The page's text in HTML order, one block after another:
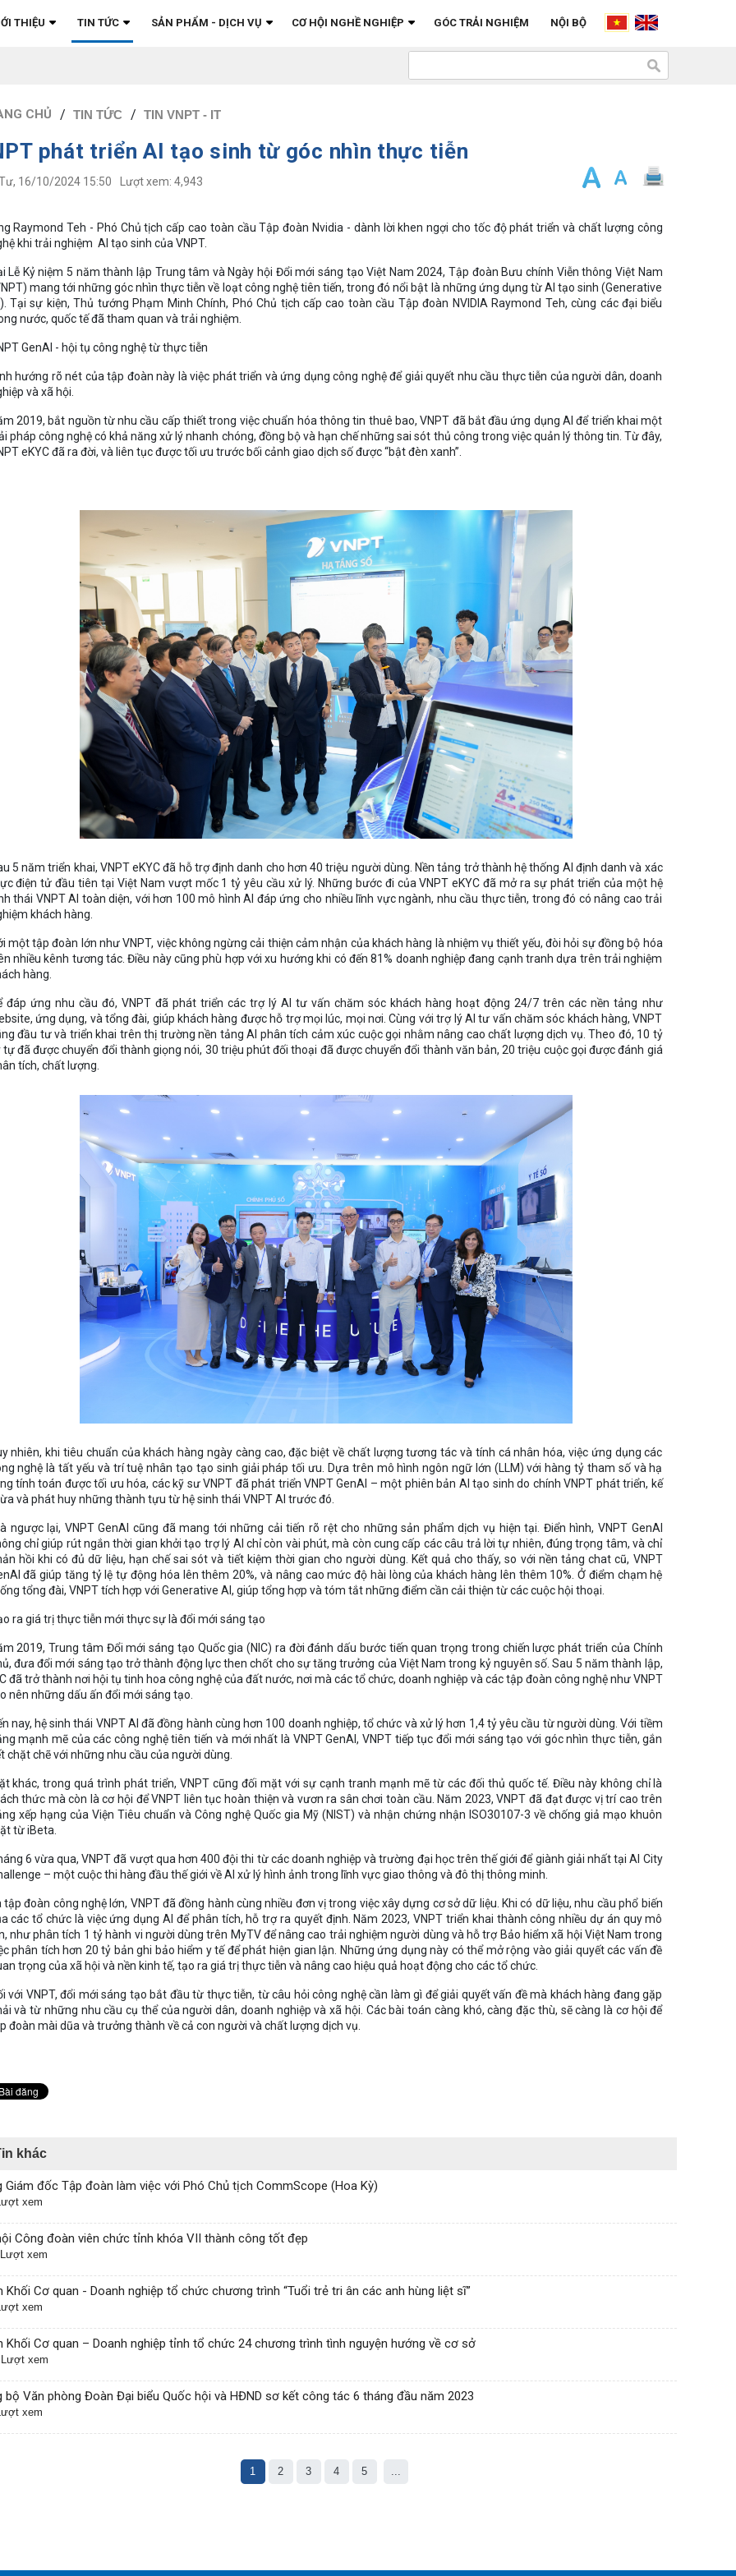
THIỆU TIN TỨC SẢN PHẨM - DỊCH VỤ CƠ HỘI NGHỀ NGHIỆP GÓC TRẢI NGHIỆM NỘI BỘ
CHỦ TIN TỨC TIN VNPT - IT
phát triển AI tạo sinh từ góc nhìn thực tiễn
16/10/2024 15:50 Lượt xem: 4,943
Raymond Teh - Phó Chủ tịch cấp cao toàn cầu Tập đoàn Nvidia - dành lời khen ngợi cho tốc độ phát triển và chất lượng công
khi trải nghiệm AI tạo sinh của VNPT.
Lễ Kỷ niệm 5 năm thành lập Trung tâm và Ngày hội Đổi mới sáng tạo Việt Nam 2024, Tập đoàn Bưu chính Viễn thông Việt Nam
mang tới những góc nhìn thực tiễn về loạt công nghệ tiên tiến, trong đó nổi bật là những ứng dụng từ AI tạo sinh (Generative
Tại sự kiện, Thủ tướng Phạm Minh Chính, Phó Chủ tịch cấp cao toàn cầu Tập đoàn NVIDIA Raymond Teh, cùng các đại biểu
nước, quốc tế đã tham quan và trải nghiệm.
GenAI - hội tụ công nghệ từ thực tiễn
hướng rõ nét của tập đoàn này là việc phát triển và ứng dụng công nghệ để giải quyết nhu cầu thực tiễn của người dân, doanh
và xã hội.
2019, bắt nguồn từ nhu cầu cấp thiết trong việc chuẩn hóa thông tin thuê bao, VNPT đã bắt đầu ứng dụng AI để triển khai một
pháp công nghệ có khả năng xử lý nhanh chóng, đồng bộ và hạn chế những sai sót thủ công trong việc quản lý thông tin. Từ đây,
eKYC đã ra đời, và liên tục được tối ưu trước bối cảnh giao dịch số được “bật đèn xanh”.
5 năm triển khai, VNPT eKYC đã hỗ trợ định danh cho hơn 40 triệu người dùng. Nền tảng trở thành hệ thống AI định danh và xác
điện tử đầu tiên tại Việt Nam vượt mốc 1 tỷ yêu cầu xử lý. Những bước đi của VNPT eKYC đã mở ra sự phát triển của một hệ
thái VNPT AI toàn diện, với hơn 100 mô hình AI đáp ứng cho nhiều lĩnh vực ngành, nhu cầu thực tiễn, trong đó có nâng cao trải
khách hàng.
một tập đoàn lớn như VNPT, việc không ngừng cải thiện cảm nhận của khách hàng là nhiệm vụ thiết yếu, đòi hỏi sự đồng bộ hóa
nhiều kênh tương tác. Điều này cũng phù hợp với xu hướng khi có đến 81% doanh nghiệp đang cạnh tranh dựa trên trải nghiệm
hàng.
đáp ứng nhu cầu đó, VNPT đã phát triển các trợ lý AI tư vấn chăm sóc khách hàng hoạt động 24/7 trên các nền tảng như
ứng dụng, và tổng đài, giúp khách hàng được hỗ trợ mọi lúc, mọi nơi. Cùng với trợ lý AI tư vấn chăm sóc khách hàng, VNPT
đầu tư và triển khai trên thị trường nền tảng AI phân tích cảm xúc cuộc gọi nhằm nâng cao chất lượng dịch vụ. Theo đó, 10 tỷ
tự đã được chuyển đổi thành giọng nói, 30 triệu phút đối thoại đã được chuyển đổi thành văn bản, 20 triệu cuộc gọi được đánh giá
tích, chất lượng.
nhiên, khi tiêu chuẩn của khách hàng ngày càng cao, đặc biệt về chất lượng tương tác và tính cá nhân hóa, việc ứng dụng các
nghệ là tất yếu và trí tuệ nhân tạo tạo sinh giải pháp tối ưu. Dựa trên mô hình ngôn ngữ lớn (LLM) với hàng tỷ tham số và hạ
tính toán được tối ưu hóa, các kỹ sư VNPT đã phát triển VNPT GenAI – một phiên bản AI tạo sinh do chính VNPT phát triển, kế
và phát huy những thành tựu từ hệ sinh thái VNPT AI trước đó.
ngược lại, VNPT GenAI cũng đã mang tới những cải tiến rõ rệt cho những sản phẩm dịch vụ hiện tại. Điển hình, VNPT GenAI
chỉ giúp rút ngắn thời gian khởi tạo trợ lý AI chỉ còn vài phút, mà còn cung cấp các câu trả lời tự nhiên, đúng trọng tâm, và chỉ
hồi khi có đủ dữ liệu, hạn chế sai sót và tiết kiệm thời gian cho người dùng. Kết quả cho thấy, so với nền tảng chat cũ, VNPT
đã giúp tăng tỷ lệ tự động hóa lên thêm 20%, và nâng cao mức độ hài lòng của khách hàng lên thêm 10%. Ở điểm chạm hệ
tổng đài, VNPT tích hợp với Generative AI, giúp tổng hợp và tóm tắt những điểm cần cải thiện từ các cuộc hội thoại.
ra giá trị thực tiễn mới thực sự là đổi mới sáng tạo
2019, Trung tâm Đổi mới sáng tạo Quốc gia (NIC) ra đời đánh dấu bước tiến quan trọng trong chiến lược phát triển của Chính
đưa đổi mới sáng tạo trở thành động lực then chốt cho sự tăng trưởng của Việt Nam trong kỷ nguyên số. Sau 5 năm thành lập,
đã trở thành nơi hội tụ tinh hoa công nghệ của đất nước, nơi mà các tổ chức, doanh nghiệp và các tập đoàn công nghệ như VNPT
nên những dấu ấn đổi mới sáng tạo.
nay, hệ sinh thái VNPT AI đã đồng hành cùng hơn 100 doanh nghiệp, tổ chức và xử lý hơn 1,4 tỷ yêu cầu từ người dùng. Với tiềm
mạnh mẽ của các công nghệ tiên tiến và mới nhất là VNPT GenAI, VNPT tiếp tục đổi mới sáng tạo với góc nhìn thực tiễn, gắn
chặt chẽ với những nhu cầu của người dùng.
khác, trong quá trình phát triển, VNPT cũng đối mặt với sự cạnh tranh mạnh mẽ từ các đối thủ quốc tế. Điều này không chỉ là
thức mà còn là cơ hội để VNPT liên tục hoàn thiện và vươn ra sân chơi toàn cầu. Năm 2023, VNPT đã đạt được vị trí cao trên
xếp hạng của Viện Tiêu chuẩn và Công nghệ Quốc gia Mỹ (NIST) và nhận chứng nhận ISO30107-3 về chống giả mạo khuôn
từ iBeta.
6 vừa qua, VNPT đã vượt qua hơn 400 đội thi từ các doanh nghiệp và trường đại học trên thế giới để giành giải nhất tại AI City
– một cuộc thi hàng đầu thế giới về AI xử lý hình ảnh trong lĩnh vực giao thông và đô thị thông minh.
tập đoàn công nghệ lớn, VNPT đã đồng hành cùng nhiều đơn vị trong việc xây dựng cơ sở dữ liệu. Khi có dữ liệu, nhu cầu phổ biến
các tổ chức là việc ứng dụng AI để phân tích, hỗ trợ ra quyết định. Năm 2023, VNPT triển khai thành công nhiều dự án quy mô
như phân tích 1 tỷ hành vi người dùng trên MyTV để nâng cao trải nghiệm người dùng và hỗ trợ Bảo hiểm xã hội Việt Nam trong
phân tích hơn 20 tỷ bản ghi bảo hiểm y tế để phát hiện gian lận. Những ứng dụng này có thể mở rộng vào giải quyết các vấn đề
trọng của xã hội và nền kinh tế, tạo ra giá trị thực tiễn và nâng cao hiệu quả hoạt động cho các tổ chức.
với VNPT, đổi mới sáng tạo bắt đầu từ thực tiễn, từ câu hỏi công nghệ cần làm gì để giải quyết vấn đề mà khách hàng đang gặp
và từ những nhu cầu cụ thể của người dân, doanh nghiệp và xã hội. Các bài toán càng khó, càng đặc thù, sẽ càng là cơ hội để
đoàn mài dũa và trưởng thành về cả con người và chất lượng dịch vụ.
khác
Giám đốc Tập đoàn làm việc với Phó Chủ tịch CommScope (Hoa Kỳ)
xem
Công đoàn viên chức tỉnh khóa VII thành công tốt đẹp
Lượt xem
Khối Cơ quan - Doanh nghiệp tổ chức chương trình “Tuổi trẻ tri ân các anh hùng liệt sĩ”
xem
Khối Cơ quan – Doanh nghiệp tỉnh tổ chức 24 chương trình tình nguyện hướng về cơ sở
Lượt xem
bộ Văn phòng Đoàn Đại biểu Quốc hội và HĐND sơ kết công tác 6 tháng đầu năm 2023
xem
1 2 3 4 5 ...